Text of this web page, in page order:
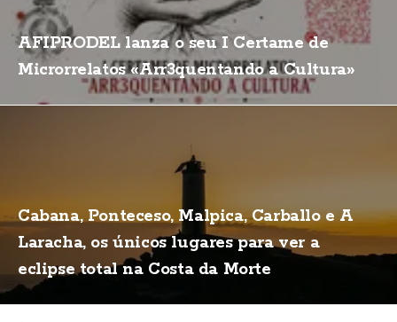
AFIPRODEL lanza o seu I Certame de
Microrrelatos «Arr3quentando a Cultura»
Cabana, Ponteceso, Malpica, Carballo e A
Laracha, os únicos lugares para ver a
eclipse total na Costa da Morte